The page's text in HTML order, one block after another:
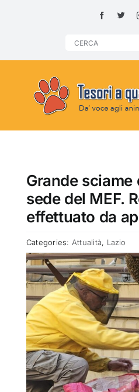
Search
HOME
SMARRITI O DA ADOTTARE
ADOTTATI O RITROVATI
ATTUALITÀ
VIDEO
CHI SIAMO
Grande sciame
sede del MEF.
effettuato da
Categories: Attualità, Lazio